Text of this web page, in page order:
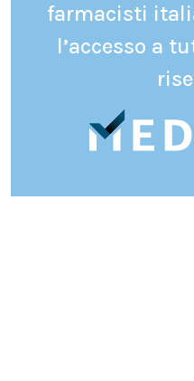
farmacisti
l’accesso a